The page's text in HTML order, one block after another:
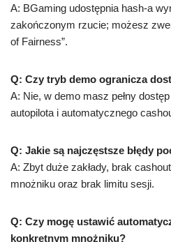
A: BGaming udostępnia hash‑a
zakończonym rzucie; możesz
of Fairness”.
Q: Czy tryb demo ogranicza
A: Nie, w demo masz pełny
autopilota i automatycznego
Q: Jakie są najczęstsze błędy
A: Zbyt duże zakłady, brak
mnożniku oraz brak limitu sesji.
Q: Czy mogę ustawić
konkretnym mnożniku?